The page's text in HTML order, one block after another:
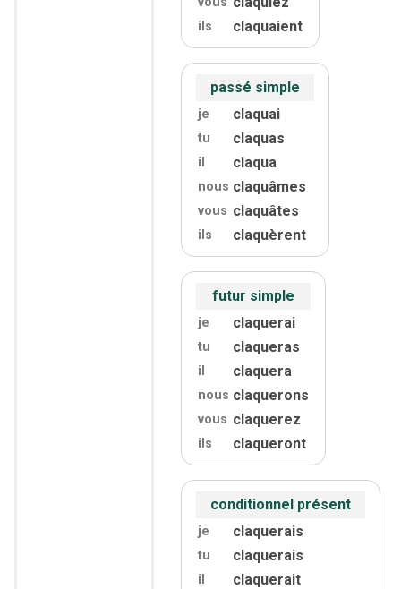
ils claquaient
passé simple
je claquai
tu claquas
il claqua
nous claquâmes
vous claquâtes
ils claquèrent
futur simple
je claquerai
tu claqueras
il claquera
nous claquerons
vous claquerez
ils claqueront
conditionnel présent
je claquerais
tu claquerais
il claquerait